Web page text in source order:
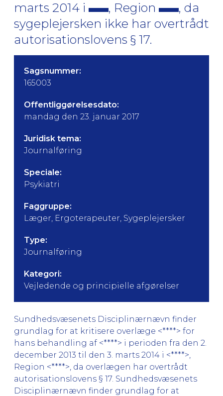
marts 2014 i
, Region
, da
sygeplejersken ikke har overtrådt
autorisationslovens § 17.
Sagsnummer:
165003
Offentliggørelsesdato:
mandag den 23. januar 2017
Juridisk tema:
Journalføring
Speciale:
Psykiatri
Faggruppe:
Læger, Ergoterapeuter, Sygeplejersker
Type:
Journalføring
Kategori:
Vejledende og principielle afgørelser
Sundhedsvæsenets Disciplinærnævn finder
grundlag for at kritisere overlæge <****> for
hans behandling af <****> i perioden fra den 2.
december 2013 til den 3. marts 2014 i <****>,
Region <****>, da overlægen har overtrådt
autorisationslovens § 17. Sundhedsvæsenets
Disciplinærnævn finder grundlag for at